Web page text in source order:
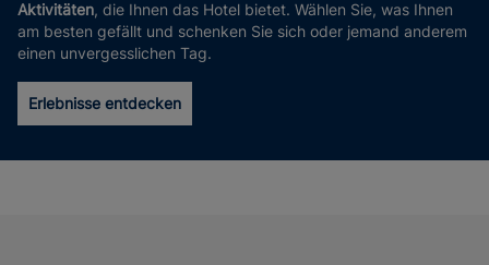
Aktivitäten, die Ihnen das Hotel bietet. Wählen Sie, was Ihnen
am besten gefällt und schenken Sie sich oder jemand anderem
einen unvergesslichen Tag.
Erlebnisse entdecken